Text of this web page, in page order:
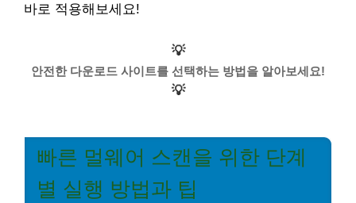
바로 적용해보세요!
💡
안전한 다운로드 사이트를 선택하는 방법을 알아보세요!
💡
빠른 멀웨어 스캔을 위한 단계
별 실행 방법과 팁